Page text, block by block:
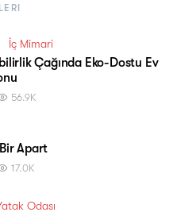
İç Mimari
Çağında Eko-Dostu Ev
56.9K
Apart
17.0K
Odası